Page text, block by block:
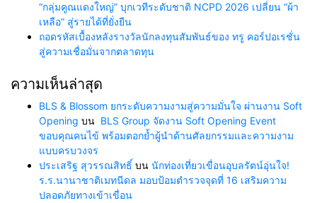
“กลุ่มคูณแดงใหญ่” บุกเวทีระดับชาติ NCPD 2026 เปลี่ยน “ผ้า
เหลือ” สู่รายได้ที่ยั่งยืน
ถอดรหัสเบื้องหลังรางวัลนักลงทุนสัมพันธ์ของ ทรู คอร์ปอเรชั่น
สู่ความเชื่อมั่นจากตลาดทุน
ความเห็นล่าสุด
BLS & Blossom ยกระดับความงามสู่ความมั่นใจ ผ่านงาน Soft
Opening บน BLS Group จัดงาน Soft Opening Event
ขอบคุณคนไข้ พร้อมตอกย้ำผู้นำด้านศัลยกรรมและความงาม
แบบครบวงจร
ประเสริฐ สุวรรณสิทธิ์ บน นักท่องเที่ยวเขื่อนอุบลรัตน์อุ่นใจ!
ร.ร.นานาชาติเมทนีดล มอบป้อมตำรวจจุดที่ 16 เสริมความ
ปลอดภัยทางเข้าเขื่อน